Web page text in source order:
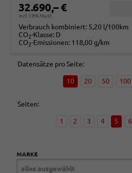
32.690,– €
incl. 19% MwSt.
Verbrauch kombiniert: 5,20 l/100km
CO2-Klasse: D
CO2-Emissionen: 118,00 g/km
Datensätze pro Seite:
10 20 50 100
Seiten:
1 2 3 4 5 6
MARKE
alles ausgewählt